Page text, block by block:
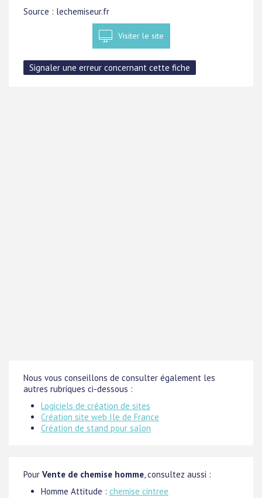
Source : lechemiseur.fr
Visiter le site
Nous vous conseillons de consulter également les
autres rubriques ci-dessous :
Logiciels de création de sites
Création site web Ile de France
Création de stand pour salon
Pour Vente de chemise homme, consultez aussi :
Homme Attitude : chemise cintree